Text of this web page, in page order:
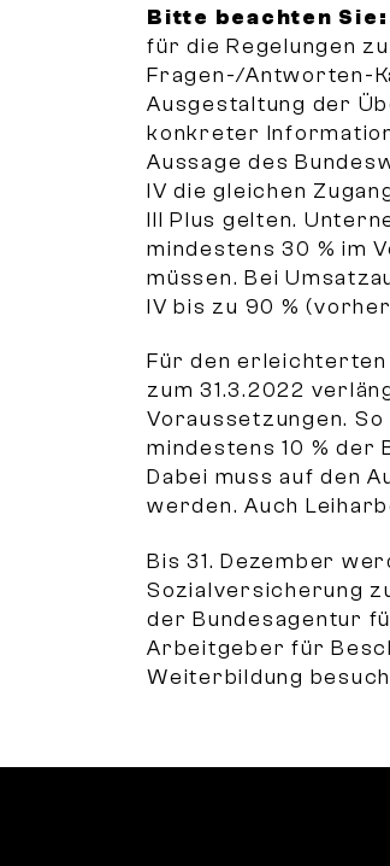
Bitte beachten
für die Regelungen
Fragen-/Antworten-
Ausgestaltung der
konkreter
Aussage des
IV die gleichen
III Plus gelten.
mindestens 30 % im
müssen. Bei
IV bis zu 90 %
Für den erleichterten
zum 31.3.2022
Voraussetzungen.
mindestens 10 %
Dabei muss auf den
werden. Auch
Bis 31. Dezember
Sozialversicherung
der Bundesagentur
Arbeitgeber für
Weiterbildung